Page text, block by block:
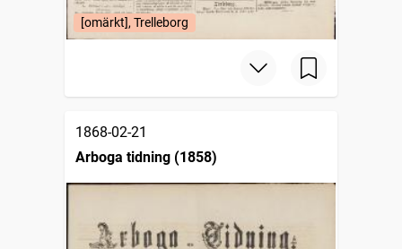
[omärkt], Trelleborg
1868-02-21
Arboga tidning (1858)